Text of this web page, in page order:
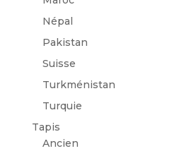
Népal
Pakistan
Suisse
Turkménistan
Turquie
Tapis
Ancien